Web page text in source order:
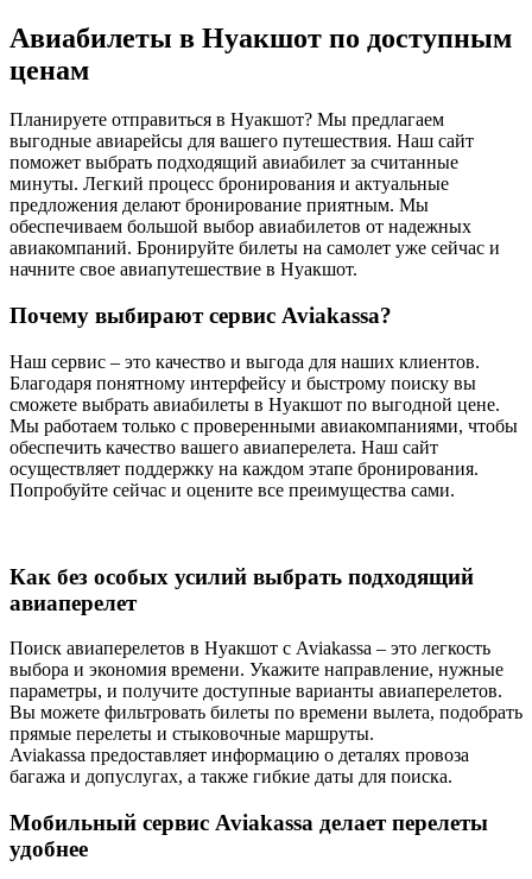
Авиабилеты в Нуакшот по доступным
ценам
Планируете отправиться в Нуакшот? Мы предлагаем
выгодные авиарейсы для вашего путешествия. Наш сайт
поможет выбрать подходящий авиабилет за считанные
минуты. Легкий процесс бронирования и актуальные
предложения делают бронирование приятным. Мы
обеспечиваем большой выбор авиабилетов от надежных
авиакомпаний. Бронируйте билеты на самолет уже сейчас и
начните свое авиапутешествие в Нуакшот.
Почему выбирают сервис Aviakassa?
Наш сервис – это качество и выгода для наших клиентов.
Благодаря понятному интерфейсу и быстрому поиску вы
сможете выбрать авиабилеты в Нуакшот по выгодной цене.
Мы работаем только с проверенными авиакомпаниями, чтобы
обеспечить качество вашего авиаперелета. Наш сайт
осуществляет поддержку на каждом этапе бронирования.
Попробуйте сейчас и оцените все преимущества сами.
Как без особых усилий выбрать подходящий
авиаперелет
Поиск авиаперелетов в Нуакшот с Aviakassa – это легкость
выбора и экономия времени. Укажите направление, нужные
параметры, и получите доступные варианты авиаперелетов.
Вы можете фильтровать билеты по времени вылета, подобрать
прямые перелеты и стыковочные маршруты.
Aviakassa предоставляет информацию о деталях провоза
багажа и допуслугах, а также гибкие даты для поиска.
Мобильный сервис Aviakassa делает перелеты
удобнее